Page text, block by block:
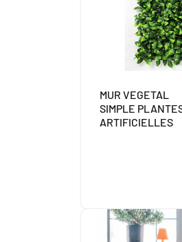
MUR VEGETAL
SIMPLE
ARTIFICIELLES